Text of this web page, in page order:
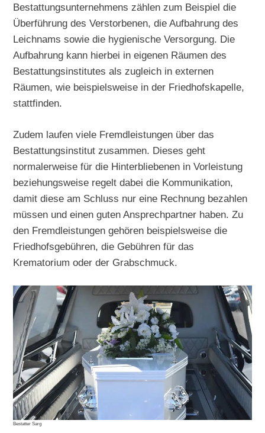
Bestattungsunternehmens zählen zum Beispiel die
Überführung des Verstorbenen, die Aufbahrung des
Leichnams sowie die hygienische Versorgung. Die
Aufbahrung kann hierbei in eigenen Räumen des
Bestattungsinstitutes als zugleich in externen
Räumen, wie beispielsweise in der Friedhofskapelle,
stattfinden.
Zudem laufen viele Fremdleistungen über das
Bestattungsinstitut zusammen. Dieses geht
normalerweise für die Hinterbliebenen in Vorleistung
beziehungsweise regelt dabei die Kommunikation,
damit diese am Schluss nur eine Rechnung bezahlen
müssen und einen guten Ansprechpartner haben. Zu
den Fremdleistungen gehören beispielsweise die
Friedhofsgebühren, die Gebühren für das
Krematorium oder der Grabschmuck.
Bestatter Sarg